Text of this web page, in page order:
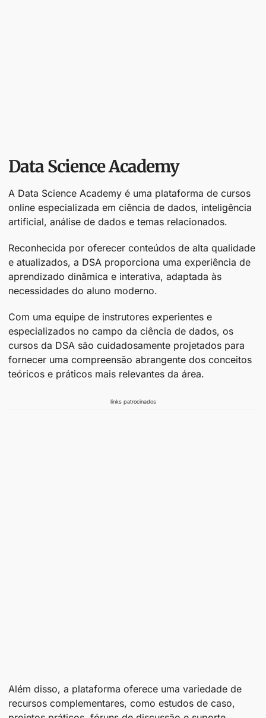
Data Science Academy
A Data Science Academy é uma plataforma de cursos
online especializada em ciência de dados, inteligência
artificial, análise de dados e temas relacionados.
Reconhecida por oferecer conteúdos de alta qualidade
e atualizados, a DSA proporciona uma experiência de
aprendizado dinâmica e interativa, adaptada às
necessidades do aluno moderno.
Com uma equipe de instrutores experientes e
especializados no campo da ciência de dados, os
cursos da DSA são cuidadosamente projetados para
fornecer uma compreensão abrangente dos conceitos
teóricos e práticos mais relevantes da área.
links patrocinados
Além disso, a plataforma oferece uma variedade de
recursos complementares, como estudos de caso,